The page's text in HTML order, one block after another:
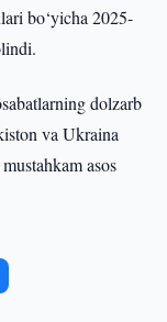
bo‘yicha 2025-
dolzarb
va Ukraina
asos